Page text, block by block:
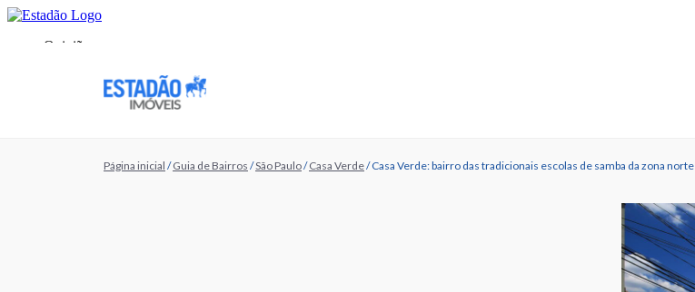
Página inicial /Guia de Bairros /São Paulo/Casa Verde/Casa Verde: bairro das tradicionais escolas de samba da zona norte